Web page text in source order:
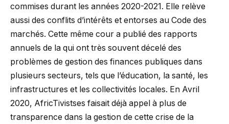
commises durant les années 2020-2021. Elle relève
aussi des conflits d’intérêts et entorses au Code des
marchés. Cette même cour a publié des rapports
annuels de la qui ont très souvent décelé des
problèmes de gestion des finances publiques dans
plusieurs secteurs, tels que l’éducation, la santé, les
infrastructures et les collectivités locales. En Avril
2020, AfricTivistses faisait déjà appel à plus de
transparence dans la gestion de cette crise de la